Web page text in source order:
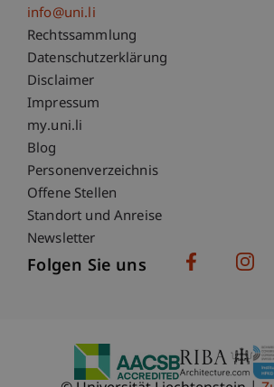
info@uni.li
Fußzeile Rechtliche
Rechtssammlung
Datenschutzerklärung
Disclaimer
Impressum
Fußzeile Subdomain-
my.uni.li
Blog
Personenverzeichnis
Offene Stellen
Standort und Anreise
Newsletter
Folgen Sie uns